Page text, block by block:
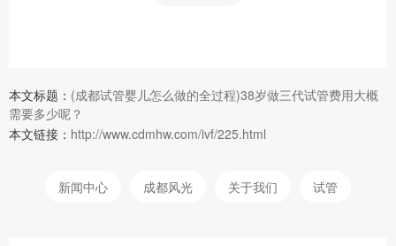
本文标题： (成都试管婴儿怎么做的全过程)38岁做三代试管费用大概
需要多少呢？
本文链接： http://www.cdmhw.com/ivf/225.html
新闻中心 成都风光 关于我们 试管